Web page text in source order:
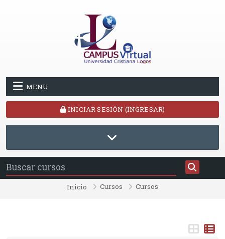
MENU
INICIAR SESIÓN (INGRESAR)
Inicio Cursos Cursos